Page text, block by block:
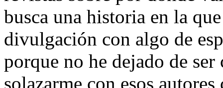
busca una historia en la
divulgación con algo de
porque no he dejado de
solazarme con esos